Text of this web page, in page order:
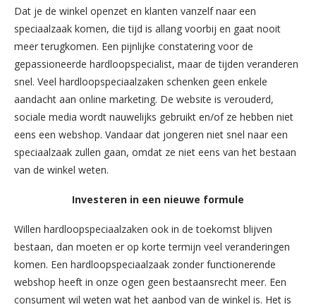
Dat je de winkel openzet en klanten vanzelf naar een
speciaalzaak komen, die tijd is allang voorbij en gaat nooit
meer terugkomen. Een pijnlijke constatering voor de
gepassioneerde hardloopspecialist, maar de tijden veranderen
snel. Veel hardloopspeciaalzaken schenken geen enkele
aandacht aan online marketing. De website is verouderd,
sociale media wordt nauwelijks gebruikt en/of ze hebben niet
eens een webshop. Vandaar dat jongeren niet snel naar een
speciaalzaak zullen gaan, omdat ze niet eens van het bestaan
van de winkel weten.
Investeren in een nieuwe formule
Willen hardloopspeciaalzaken ook in de toekomst blijven
bestaan, dan moeten er op korte termijn veel veranderingen
komen. Een hardloopspeciaalzaak zonder functionerende
webshop heeft in onze ogen geen bestaansrecht meer. Een
consument wil weten wat het aanbod van de winkel is. Het is